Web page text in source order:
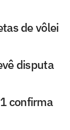
de vôlei
disputa
confirma